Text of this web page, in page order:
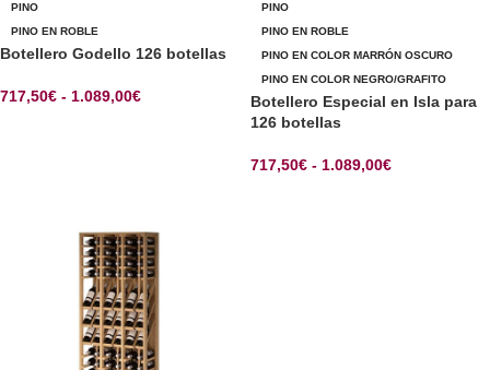
PINO
PINO EN ROBLE
Botellero Godello 126 botellas
717,50€ - 1.089,00€
PINO
PINO EN ROBLE
PINO EN COLOR MARRÓN OSCURO
PINO EN COLOR NEGRO/GRAFITO
Botellero Especial en Isla para
126 botellas
717,50€ - 1.089,00€